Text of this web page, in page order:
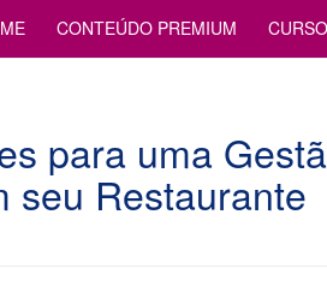
CONTEÚDO PREMIUM
para uma
seu Restaurante